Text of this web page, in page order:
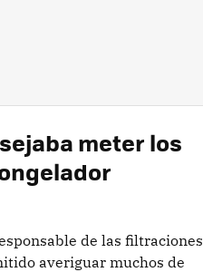
meter los
de las filtraciones
averiguar muchos de